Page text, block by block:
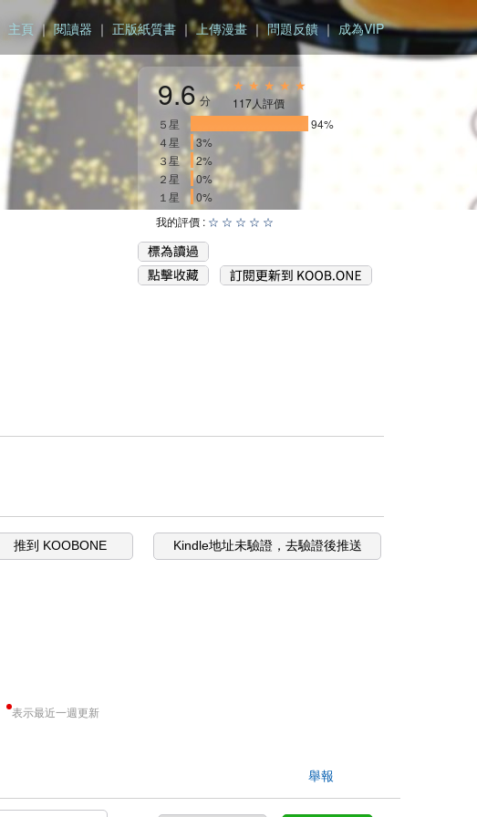
主頁 ｜閱讀器 ｜ 正版紙質書 ｜上傳漫畫 ｜問題反饋｜成為VIP
9.6 分
★ ★ ★ ★ ★
117人評價
５星
94%
４星
3%
３星
2%
２星0%
１星 0%
我的評價 : ☆ ☆ ☆ ☆ ☆
推到 KOOBONE Kindle地址未驗證，去驗證後推送
表示最近一週更新
舉報